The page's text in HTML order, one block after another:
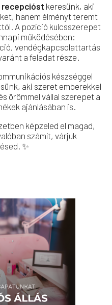
recepcióst keresünk, aki
hanem élményt teremt
A pozíció kulcsszerepet
működésében:
vendégkapcsolattartás
a feladat része.
készséggel
aki szeret emberekkel
örömmel vállal szerepet a
ajánlásában is.
képzeled el magad,
számít, várjuk
✨